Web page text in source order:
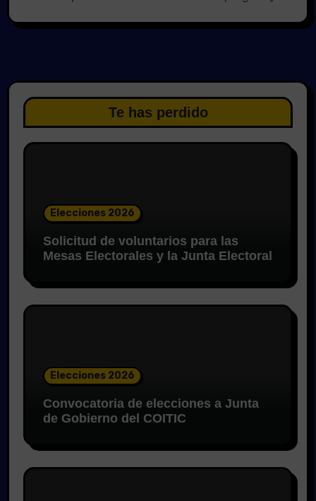
Te has perdido
Elecciones 2026
Solicitud de voluntarios para las
Mesas Electorales y la Junta Electoral
Elecciones 2026
Convocatoria de elecciones a Junta
de Gobierno del COITIC